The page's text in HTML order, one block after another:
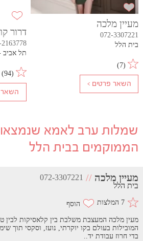
מעיין מלכה
072-3307221
בית הלל
(
7
)
דרור
תל אביב
(
94
)
שמלות ערב לאמא שנמצאו
הממוקמים בבית הלל
מעיין מלכה //
072-3307221
בית הלל
7 המלצות
מעין מלכה המעצבת משלבת בין קלאסיקות לבין
המובילות בעולם בקו יוקרתי, נועז, וסקסי תוך
בדי חרוז עבודת יד..